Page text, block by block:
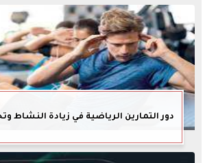
دور التمارين الرياضية في زيادة النشاط